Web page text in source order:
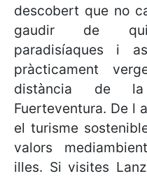
descobert que no
gaudir de
paradisíaques i
pràcticament
distància de la
Fuerteventura. De l
el turisme
valors
illes. Si visites